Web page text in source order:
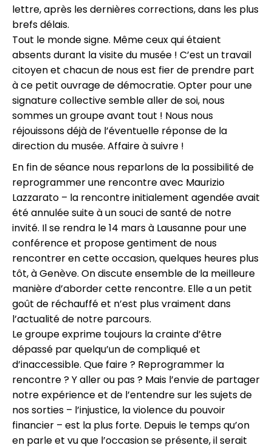
lettre, après les dernières corrections, dans les plus
brefs délais.
Tout le monde signe. Même ceux qui étaient
absents durant la visite du musée ! C’est un travail
citoyen et chacun de nous est fier de prendre part
à ce petit ouvrage de démocratie. Opter pour une
signature collective semble aller de soi, nous
sommes un groupe avant tout ! Nous nous
réjouissons déjà de l’éventuelle réponse de la
direction du musée. Affaire à suivre !
En fin de séance nous reparlons de la possibilité de
reprogrammer une rencontre avec Maurizio
Lazzarato – la rencontre initialement agendée avait
été annulée suite à un souci de santé de notre
invité. Il se rendra le 14 mars à Lausanne pour une
conférence et propose gentiment de nous
rencontrer en cette occasion, quelques heures plus
tôt, à Genève. On discute ensemble de la meilleure
manière d’aborder cette rencontre. Elle a un petit
goût de réchauffé et n’est plus vraiment dans
l’actualité de notre parcours.
Le groupe exprime toujours la crainte d’être
dépassé par quelqu’un de compliqué et
d’inaccessible. Que faire ? Reprogrammer la
rencontre ? Y aller ou pas ? Mais l’envie de partager
notre expérience et de l’entendre sur les sujets de
nos sorties – l’injustice, la violence du pouvoir
financier – est la plus forte. Depuis le temps qu’on
en parle et vu que l’occasion se présente, il serait